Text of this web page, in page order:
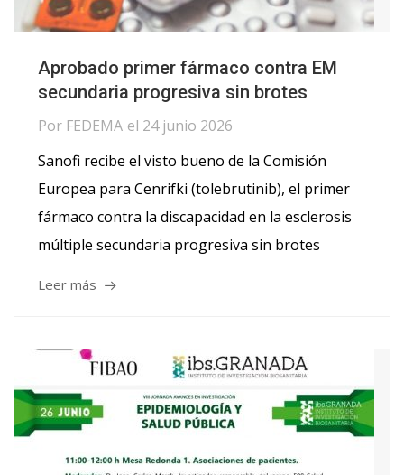
Aprobado primer fármaco contra EM
secundaria progresiva sin brotes
Por FEDEMA el 24 junio 2026
Sanofi recibe el visto bueno de la Comisión
Europea para Cenrifki (tolebrutinib), el primer
fármaco contra la discapacidad en la esclerosis
múltiple secundaria progresiva sin brotes
Leer más